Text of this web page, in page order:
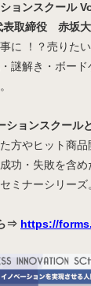
ョンスクール
表取締役 赤坂
事に ！？売りた
謎解き・ボー
ションスクール
方やヒット商
功・失敗を含
ミナーシリーズ
⇒ https://